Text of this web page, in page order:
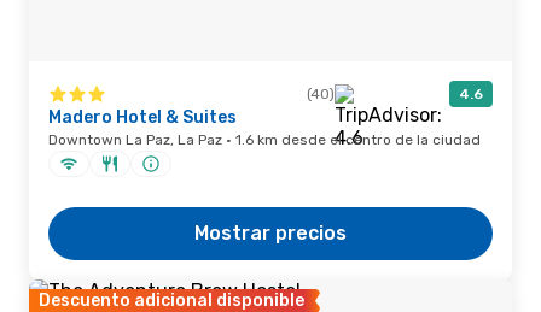
(40) 4.6
Madero Hotel & Suites
Downtown La Paz, La Paz · 1.6 km desde el centro de la ciudad
Mostrar precios
Descuento adicional disponible